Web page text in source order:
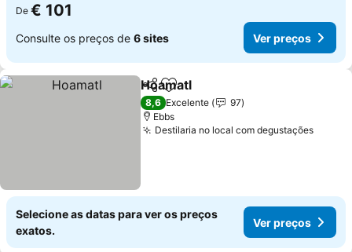
De € 101
Consulte os preços de 6 sites Ver preços
PartilharAdicionar aos favoritos
Hoamatl
8,6 Excelente
97
Ebbs
Destilaria no local com degustaçõesVer
Selecione as datas para ver os preços
exatos.
Ver preços